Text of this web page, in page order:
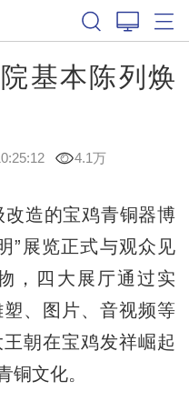
基本陈列焕
4.1万
造的宝鸡青铜器博
”展览正式与观众见
，四大展厅通过实
、图片、音视频等
朝在宝鸡发祥崛起
铜文化。